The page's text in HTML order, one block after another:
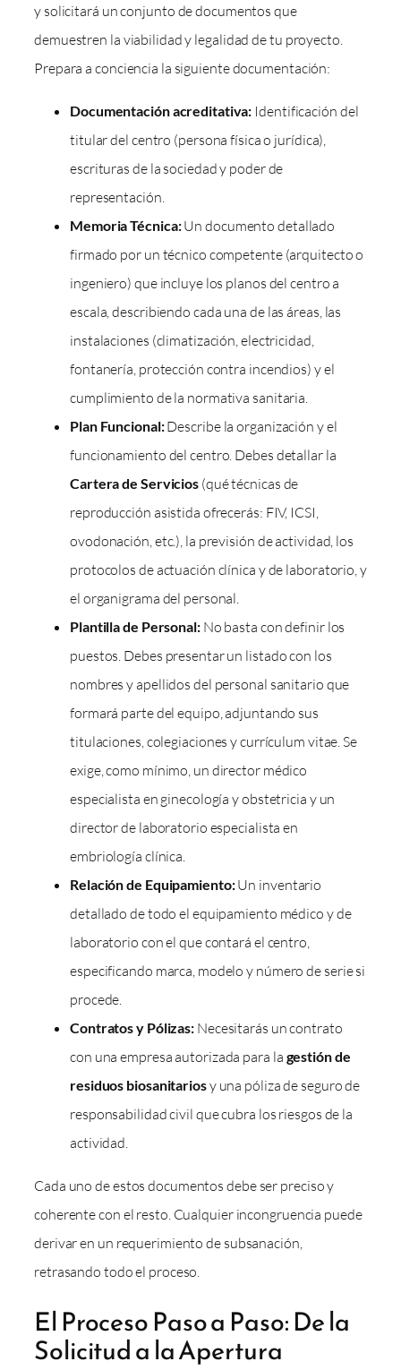
y solicitará un conjunto de documentos que
demuestren la viabilidad y legalidad de tu proyecto.
Prepara a conciencia la siguiente documentación:
Documentación acreditativa: Identificación del
titular del centro (persona física o jurídica),
escrituras de la sociedad y poder de
representación.
Memoria Técnica:Un documento detallado
firmado por un técnico competente (arquitecto o
ingeniero) que incluye los planos del centro a
escala, describiendo cada una de las áreas, las
instalaciones (climatización, electricidad,
fontanería, protección contra incendios) y el
cumplimiento de la normativa sanitaria.
Plan Funcional:Describe la organización y el
funcionamiento del centro. Debes detallar la
Cartera de Servicios (qué técnicas de
reproducción asistida ofrecerás: FIV, ICSI,
ovodonación, etc.), la previsión de actividad, los
protocolos de actuación clínica y de laboratorio, y
el organigrama del personal.
Plantilla de Personal:No basta con definir los
puestos. Debes presentar un listado con los
nombres y apellidos del personal sanitario que
formará parte del equipo, adjuntando sus
titulaciones, colegiaciones y currículum vitae. Se
exige, como mínimo, un director médico
especialista en ginecología y obstetricia y un
director de laboratorio especialista en
embriología clínica.
Relación de Equipamiento:Un inventario
detallado de todo el equipamiento médico y de
laboratorio con el que contará el centro,
especificando marca, modelo y número de serie si
procede.
Contratos y Pólizas: Necesitarás un contrato
con una empresa autorizada para la gestión de
residuos biosanitariosy una póliza de seguro de
responsabilidad civil que cubra los riesgos de la
actividad.
Cada uno de estos documentos debe ser preciso y
coherente con el resto. Cualquier incongruencia puede
derivar en un requerimiento de subsanación,
retrasando todo el proceso.
El Proceso Paso a Paso: De la
Solicitud a la Apertura